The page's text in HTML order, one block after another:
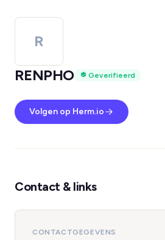
R
RENPHO
Geverifieerd
Volgen op Herm.io
Contact & links
CONTACTGEGEVENS